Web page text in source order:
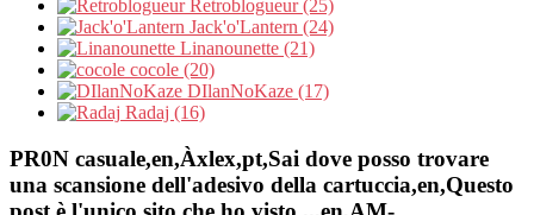
Retroblogueur (25)
Jack'o'Lantern (24)
Linanounette (21)
cocole (20)
DIlanNoKaze (17)
Radaj (16)
PR0N casuale,en,Àxlex,pt,Sai dove posso trovare
una scansione dell'adesivo della cartuccia,en,Questo